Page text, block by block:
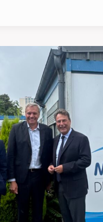
L’ABSTENTION